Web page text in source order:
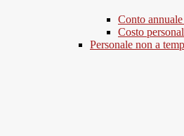
Conto
Costo
Personale non a